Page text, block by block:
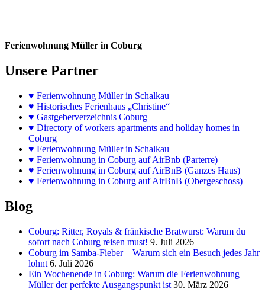
Ferienwohnung Müller in Coburg
Unsere Partner
♥ Ferienwohnung Müller in Schalkau
♥ Historisches Ferienhaus „Christine“
♥ Gastgeberverzeichnis Coburg
♥ Directory of workers apartments and holiday homes in
Coburg
♥ Ferienwohnung Müller in Schalkau
♥ Ferienwohnung in Coburg auf AirBnb (Parterre)
♥ Ferienwohnung in Coburg auf AirBnB (Ganzes Haus)
♥ Ferienwohnung in Coburg auf AirBnB (Obergeschoss)
Blog
Coburg: Ritter, Royals & fränkische Bratwurst: Warum du
sofort nach Coburg reisen must! 9. Juli 2026
Coburg im Samba-Fieber – Warum sich ein Besuch jedes Jahr
lohnt 6. Juli 2026
Ein Wochenende in Coburg: Warum die Ferienwohnung
Müller der perfekte Ausgangspunkt ist 30. März 2026